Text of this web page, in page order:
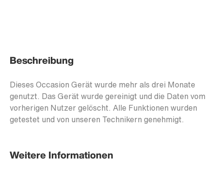
Beschreibung
Dieses Occasion Gerät wurde mehr als drei Monate
genutzt. Das Gerät wurde gereinigt und die Daten vom
vorherigen Nutzer gelöscht. Alle Funktionen wurden
getestet und von unseren Technikern genehmigt.
Weitere Informationen